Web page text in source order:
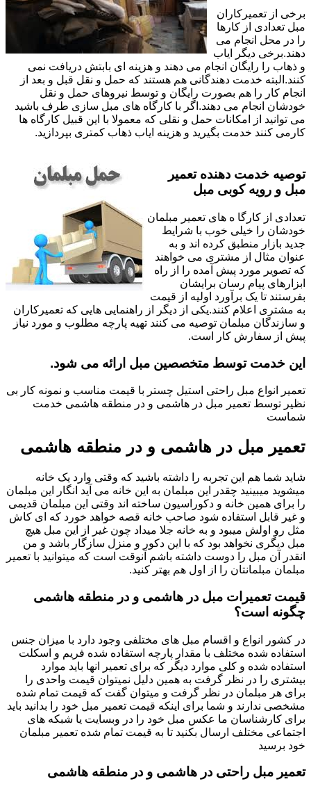
برخی از تعمیرکاران
مبل تعدادی از کارها
را در محل انجام می
دهند.برخی دیگر ایاب
و ذهاب را رایگان انجام می دهند و هزینه ای بابتش دریافت نمی
کنند.البته خدمت دهندگانی هم هستند که حمل و نقل قبل و بعد از
انجام کار را هم بصورت رایگان و توسط نیروهای حمل و نقل
خودشان انجام می دهند.اگر با کارگاه های مبل سازی طرف باشید
می توانید از امکانات حمل و نقلی که معمولا با این قبیل کارگاه ها
کارمی کنند خدمت بگیرید و هزینه ایاب ذهاب کمتری بپردازید.
توصیه خدمت دهنده تعمیر
مبل و رویه کوبی مبل
تعدادی از کارگا ه های تعمیر مبلمان
خودشان را خیلی خوب با شرایط
جدید بازار منطبق کرده اند و به
عنوان مثال از مشتری می خواهند
که تصویر مورد پیش آمده را از راه
ابزارهای پیام رسان برایشان
بفرستند تا یک برآورد اولیه از قیمت
به مشتری اعلام کنند.یکی از دیگر از راهنمایی هایی که تعمیرکاران
و سازندگان مبلمان توصیه می کنند تهیه پارچه مطلوب و مورد نیاز
پیش از سفارش کار است.
این خدمت توسط متخصصین مبل ارائه می شود.
تعمیر انواع مبل راحتی استیل چستر با قیمت مناسب و نمونه کار بی
نظیر توسط تعمیر مبل در هاشمی و در منطقه هاشمی خدمت
شماست
تعمیر مبل در هاشمی و در منطقه هاشمی
شاید شما هم این تجربه را داشته باشید که وقتی وارد یک خانه
میشوید میبینید چقدر این مبلمان به این خانه می آید انگار این مبلمان
را برای همین خانه و دکوراسیون ساخته اند وقتی این مبلمان قدیمی
و غیر قابل استفاده شود صاحب خانه قصه خواهد خورد که ای کاش
مثل رو اولش میبود و به خانه جلا میداد چون غیر از این مبل هیچ
مبل دیگری نخواهد بود که با این دکور و منزل سازگار باشد و من
انقدر آن مبل را دوست داشته باشم آنوقت است که میتوانید با تعمیر
مبلمان مبلمانتان را از اول هم بهتر کنید.
قیمت تعمیرات مبل در هاشمی و در منطقه هاشمی
چگونه است؟
در کشور انواع و اقسام مبل های مختلفی وجود دارد با میزان جنس
استفاده شده مختلف با مقدار پارچه استفاده شده فریم و اسکلت
استفاده شده و کلی موارد دیگر که برای تعمیر انها باید موارد
بیشتری را در نظر گرفت به همین دلیل نمیتوان قیمت واحدی را
برای هر مبلمان در نظر گرفت و میتوان گفت که قیمت تمام شده
مشخصی ندارند و شما برای اینکه قیمت تعمیر مبل خود را بدانید باید
برای کارشناسان ما عکس مبل خود را در وبسایت یا شبکه های
اجتماعی مختلف ارسال بکنید تا به قیمت تمام شده تعمیر مبلمان
خود برسید
تعمیر مبل راحتی در هاشمی و در منطقه هاشمی